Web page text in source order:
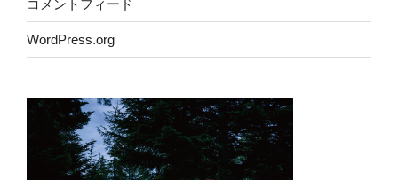
コメントフィード
WordPress.org